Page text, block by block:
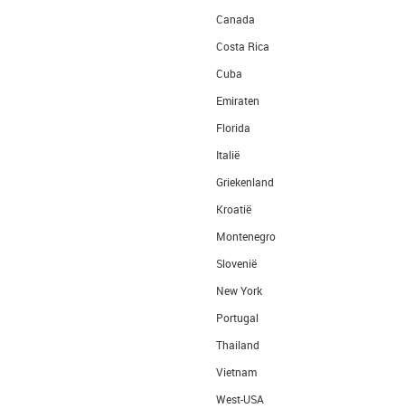
Canada
Costa Rica
Cuba
Emiraten
Florida
Italië
Griekenland
Kroatië
Montenegro
Slovenië
New York
Portugal
Thailand
Vietnam
West-USA